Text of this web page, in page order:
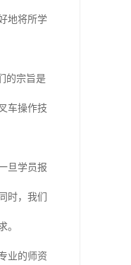
地将所学
的宗旨是
车操作技
旦学员报
时，我们
。
业的师资